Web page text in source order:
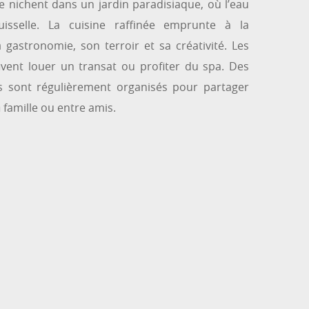
nichent dans un jardin paradisiaque, où l’eau
La cuisine raffinée emprunte à la
gastronomie, son terroir et sa créativité. Les
louer un transat ou profiter du spa. Des
sont régulièrement organisés pour partager
ou entre amis.